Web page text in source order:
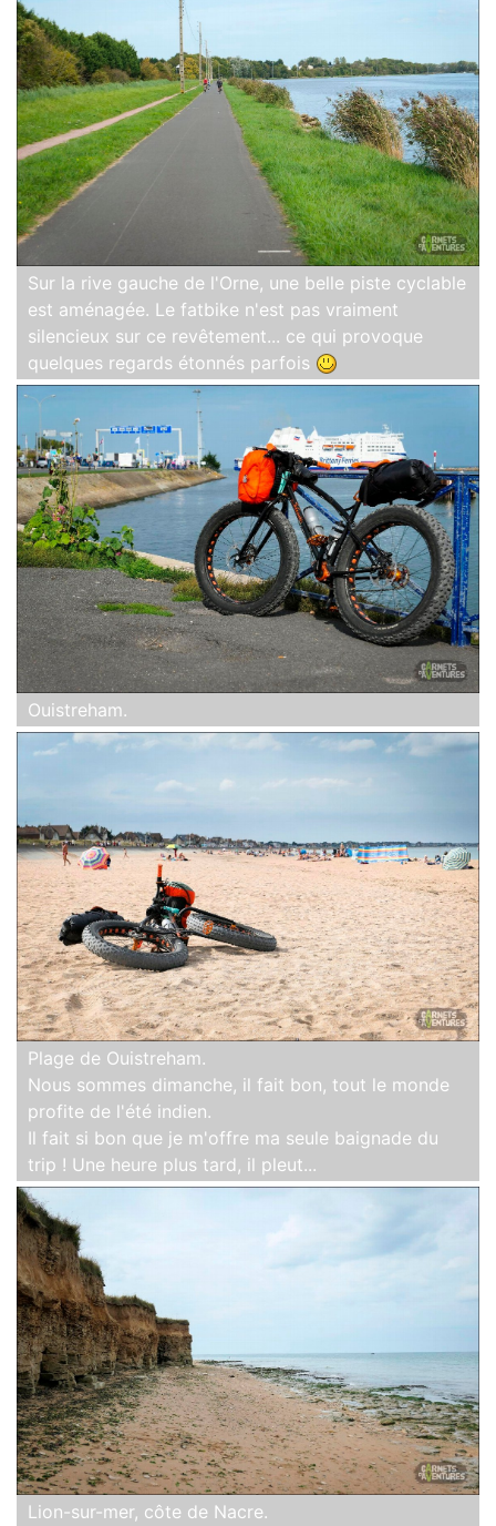
Sur la rive gauche de l'Orne, une belle piste cyclable
est aménagée. Le fatbike n'est pas vraiment
silencieux sur ce revêtement... ce qui provoque
quelques regards étonnés parfois
Ouistreham.
Plage de Ouistreham.
Nous sommes dimanche, il fait bon, tout le monde
profite de l'été indien.
Il fait si bon que je m'offre ma seule baignade du
trip ! Une heure plus tard, il pleut...
Lion-sur-mer, côte de Nacre.